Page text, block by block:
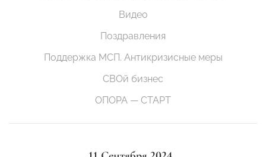
Видео
Поздравления
Поддержка МСП. Антикризисные меры
СВОй бизнес
ОПОРА — СТАРТ